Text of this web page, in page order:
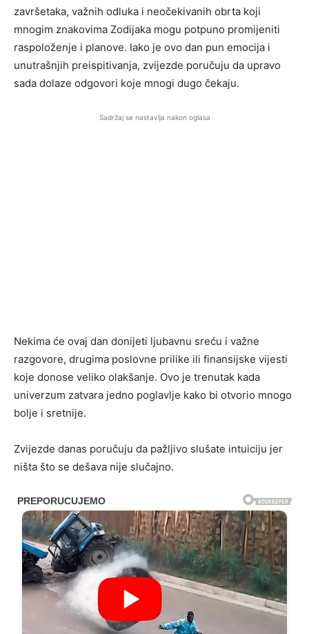
završetaka, važnih odluka i neočekivanih obrta koji
mnogim znakovima Zodijaka mogu potpuno promijeniti
raspoloženje i planove. Iako je ovo dan pun emocija i
unutrašnjih preispitivanja, zvijezde poručuju da upravo
sada dolaze odgovori koje mnogi dugo čekaju.
Sadržaj se nastavlja nakon oglasa
Nekima će ovaj dan donijeti ljubavnu sreću i važne
razgovore, drugima poslovne prilike ili finansijske vijesti
koje donose veliko olakšanje. Ovo je trenutak kada
univerzum zatvara jedno poglavlje kako bi otvorio mnogo
bolje i sretnije.
Zvijezde danas poručuju da pažljivo slušate intuiciju jer
ništa što se dešava nije slučajno.